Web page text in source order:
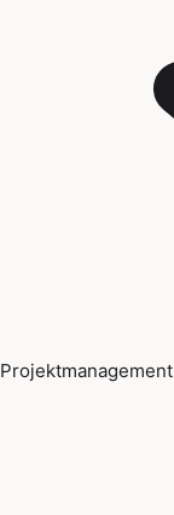
Projektmanagement